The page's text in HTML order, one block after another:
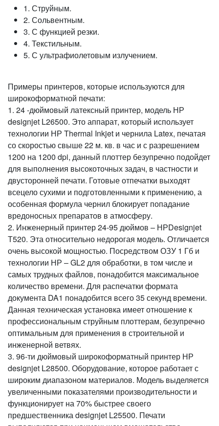
1. Струйным.
2. Сольвентным.
3. С функцией резки.
4. Текстильным.
5. С ультрафиолетовым излучением.
Примеры принтеров, которые используются для
широкоформатной печати:
1. 24 -дюймовый латексный принтер, модель НР
designjet L26500. Это аппарат, который использует
технологии НР Thermal Inkjet и чернила Latex, печатая
со скоростью свыше 22 м. кв. в час и с разрешением
1200 на 1200 dpi, данный плоттер безупречно подойдет
для выполнения высокоточных задач, в частности и
двусторонней печати. Готовые отпечатки выходят
всецело сухими и подготовленными к применению, а
особенная формула чернил блокирует попадание
вредоносных препаратов в атмосферу.
2. Инженерный принтер 24-95 дюймов – НРDesignjet
Т520. Эта относительно недорогая модель. Отличается
очень высокой мощностью. Посредством ОЗУ 1 Гб и
технологии НР – GL2 для обработки, в том числе и
самых трудных файлов, понадобится максимальное
количество времени. Для распечатки формата
документа DA1 понадобится всего 35 секунд времени.
Данная техническая установка имеет отношение к
профессиональным струйным плоттерам, безупречно
оптимальным для применения в строительной и
инженерной ветвях.
3. 96-ти дюймовый широкоформатный принтер НР
designjet L28500. Оборудование, которое работает с
широким диапазоном материалов. Модель выделяется
увеличенными показателями производительности и
функционирует на 70% быстрее своего
предшественника designjet L25500. Печати